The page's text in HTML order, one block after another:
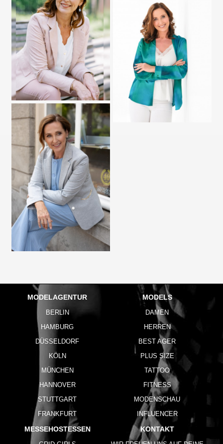
MODELAGENTUR
BERLIN
HAMBURG
DÜSSELDORF
KÖLN
MÜNCHEN
HANNOVER
STUTTGART
FRANKFURT
MODELS
DAMEN
HERREN
BEST AGER
PLUS SIZE
TATTOO
FITNESS
MODENSCHAU
INFLUENCER
MESSEHOSTESSEN KONTAKT